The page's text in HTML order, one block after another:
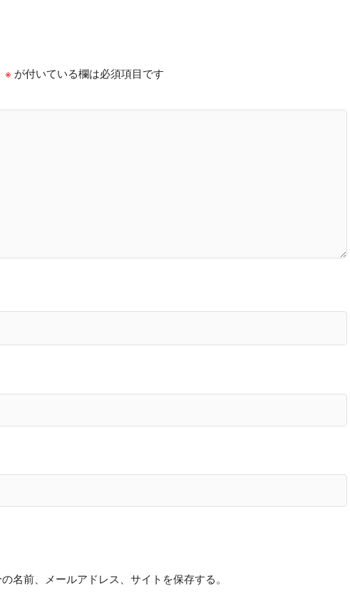
※ が付いている欄は必須項目です
名前、メールアドレス、サイトを保存する。